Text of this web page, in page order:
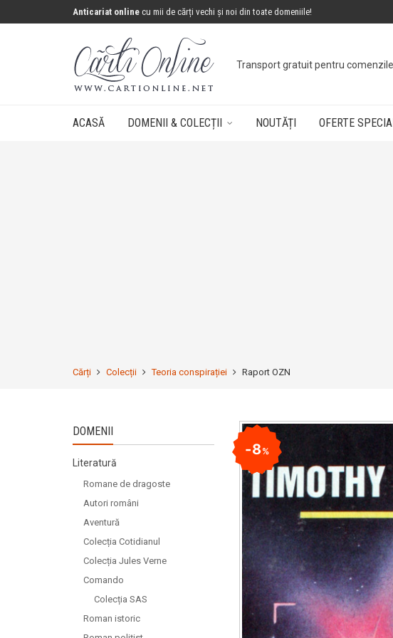
Anticariat online cu mii de cărți vechi și noi din toate domeniile!
Transport gratuit pentru
ACASĂ DOMENII & COLECȚII NOUTĂȚI OFERTE
Cărți Colecții Teoria conspirației Raport OZN
8%
DOMENII
Literatură
Romane de dragoste
Autori români
Aventură
Colecția Cotidianul
Colecția Jules Verne
Comando
Colecția SAS
Roman istoric